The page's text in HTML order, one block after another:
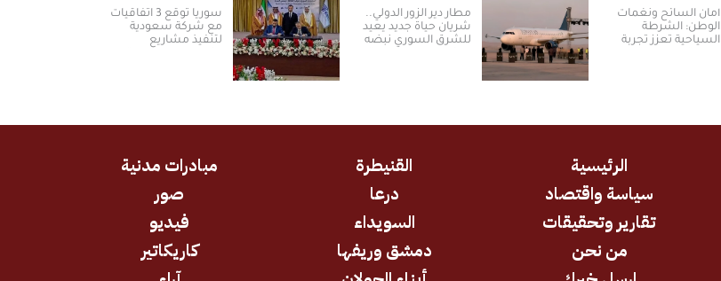
أمان السائح ونغمات
الوطن: الشرطة
السياحية تعزز تجربة
مطار دير الزور الدولي..
شريان حياة جديد يعيد
للشرق السوري نبضه
سوريا توقع 3 اتفاقيات
مع شركة سعودية
لتنفيذ مشاريع
الرئيسية
سياسة واقتصاد
تقارير وتحقيقات
من نحن
القنيطرة
درعا
السويداء
دمشق وريفها
مبادرات مدنية
صور
فيديو
كاريكاتير